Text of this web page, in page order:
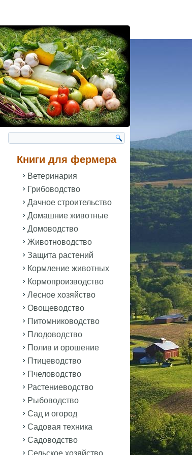
Книги для фермера
Ветеринария
Грибоводство
Дачное строительство
Домашние животные
Домоводство
Животноводство
Защита растений
Кормление животных
Кормопроизводство
Лесное хозяйство
Овощеводство
Питомниководство
Плодоводство
Полив и орошение
Птицеводство
Пчеловодство
Растениеводство
Рыбоводство
Сад и огород
Садовая техника
Садоводство
Сельское хозяйство